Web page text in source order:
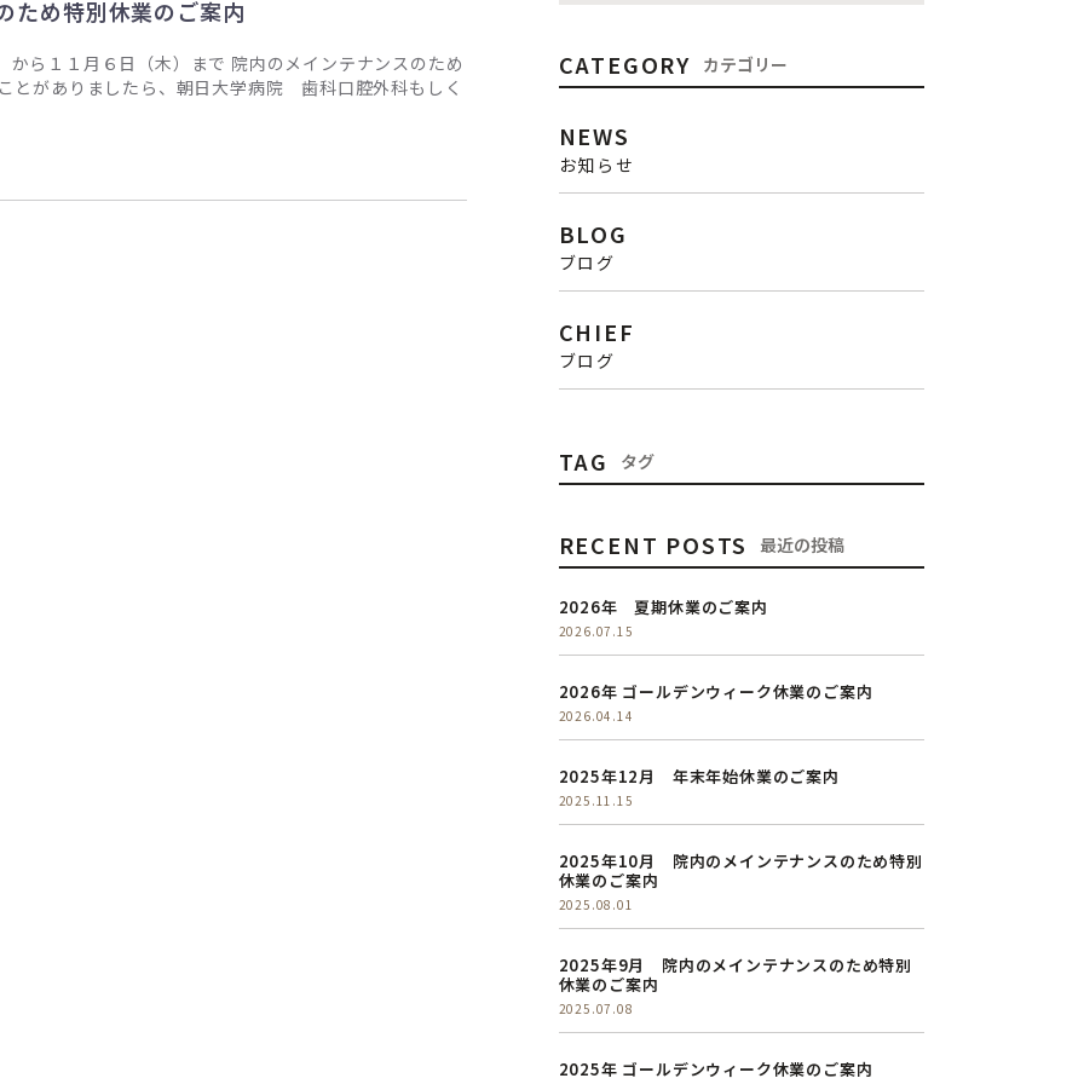
め特別休業のご案内
ら１１月６日（木）まで 院内のメインテナンスのため
とがありましたら、朝日大学病院 歯科口腔外科もしく
CATEGORY カテゴリー
NEWS
お知らせ
BLOG
ブログ
CHIEF
ブログ
TAG タグ
RECENT POSTS 最近の投稿
2026年 夏期休業のご案内
2026.07.15
2026年 ゴールデンウィーク休業のご案内
2026.04.14
2025年12月 年末年始休業のご案内
2025.11.15
2025年10月 院内のメインテナンスのため特別
休業のご案内
2025.08.01
2025年9月 院内のメインテナンスのため特別
休業のご案内
2025.07.08
2025年 ゴールデンウィーク休業のご案内